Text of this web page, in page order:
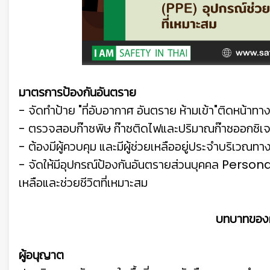
มาตรการป้องกันอันตราย
- จัดทำป้าย "ที่อับอากาศ อันตราย ห้ามเข้า"ติดหน้าทา
- ตรวจสอบก๊าซพิษ ก๊าซติดไฟและปริมาณก๊าซออกซิเ
- ต้องมีผู้ควบคุม และมีผู้ช่วยเหลืออยู่ประจำบริเวณทา
- จัดให้มีอุปกรณ์ป้องกันอันตรายส่วนบุคคล
เหลือและช่วยชีวิตที่เหมาะสม
บทบาทขอ
ผู้อนุญาต